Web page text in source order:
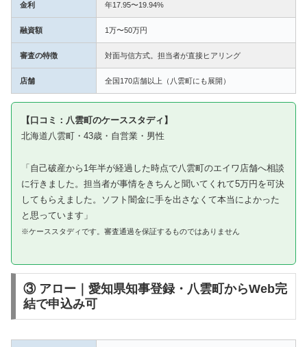
金利 年17.95〜19.94%
融資額 1万〜50万円
審査の特徴 対面与信方式。担当者が直接ヒアリング
店舗 全国170店舗以上（八雲町にも展開）
【口コミ：八雲町のケーススタディ】
北海道八雲町・43歳・自営業・男性
「自己破産から1年半が経過した時点で八雲町のエイワ店舗へ相談
に行きました。担当者が事情をきちんと聞いてくれて5万円を可決
してもらえました。ソフト闇金に手を出さなくて本当によかった
と思っています」
※ケーススタディです。審査通過を保証するものではありません
③ アロー｜愛知県知事登録・八雲町からWeb完
結で申込み可